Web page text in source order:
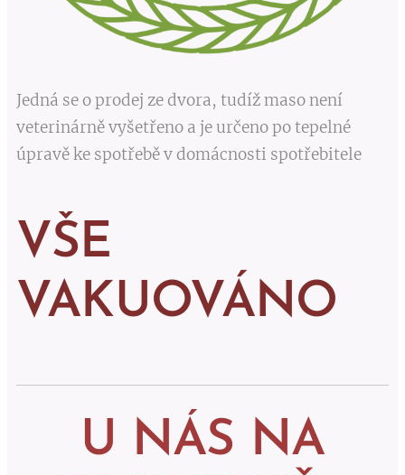
Jedná se o prodej ze dvora, tudíž maso není
veterinárně vyšetřeno a je určeno po tepelné
úpravě ke spotřebě v domácnosti spotřebitele
VŠE
VAKUOVÁNO
U NÁS NA